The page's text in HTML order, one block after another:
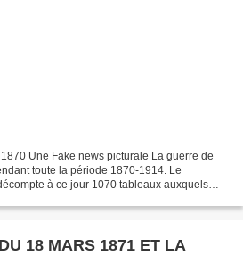
Une Fake news picturale La guerre de
toute la période 1870-1914. Le
à ce jour 1070 tableaux auxquels
18 MARS 1871 ET LA